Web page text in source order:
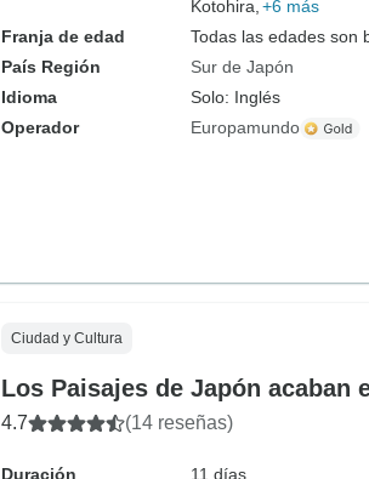
Kotohira, +6 más
Franja de edad
Todas las edades son
País Región
Sur de Japón
Idioma
Solo: Inglés
Operador
Europamundo
Ciudad y Cultura
Los Paisajes de Japón acaban
4.7 (14 reseñas)
Duración
11 días